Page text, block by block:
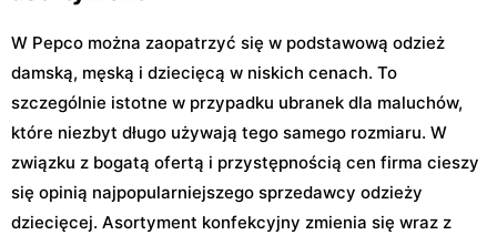
W Pepco można zaopatrzyć się w podstawową odzież
damską, męską i dziecięcą w niskich cenach. To
szczególnie istotne w przypadku ubranek dla maluchów,
które niezbyt długo używają tego samego rozmiaru. W
związku z bogatą ofertą i przystępnością cen firma cieszy
się opinią najpopularniejszego sprzedawcy odzieży
dziecięcej. Asortyment konfekcyjny zmienia się wraz z